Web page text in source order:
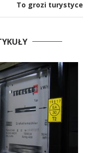
To grozi turystyce